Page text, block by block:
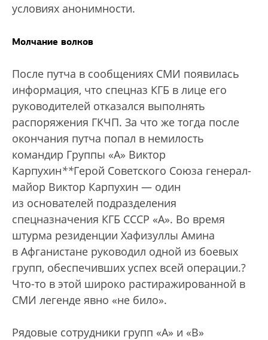
условиях анонимности.
Молчание волков
После путча в сообщениях СМИ появилась
информация, что спецназ КГБ в лице его
руководителей отказался выполнять
распоряжения ГКЧП. За что же тогда после
окончания путча попал в немилость
командир Группы «А» Виктор
Карпухин**Герой Советского Союза генерал-
майор Виктор Карпухин — один
из основателей подразделения
спецназначения КГБ СССР «А». Во время
штурма резиденции Хафизуллы Амина
в Афганистане руководил одной из боевых
групп, обеспечивших успех всей операции.?
Что-то в этой широко растиражированной в
СМИ легенде явно «не било».
Рядовые сотрудники групп «А» и «В»